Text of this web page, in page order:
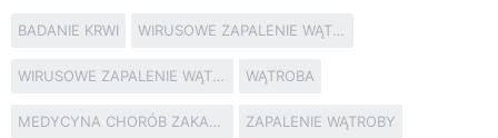
BADANIE KRWI WIRUSOWE ZAPALENIE WĄTROBY
WIRUSOWE ZAPALENIE WĄTROBY TYPU B WĄTROBA
MEDYCYNA CHORÓB ZAKAŹNYCH ZAPALENIE WĄTROBY